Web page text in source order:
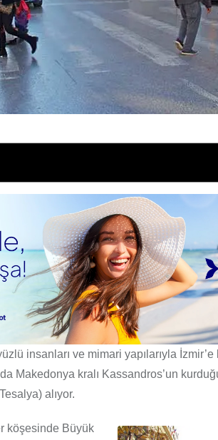
insanları ve mimari yapılarıyla
Makedonya kralı Kassandros’un
alıyor.
köşesinde Büyük